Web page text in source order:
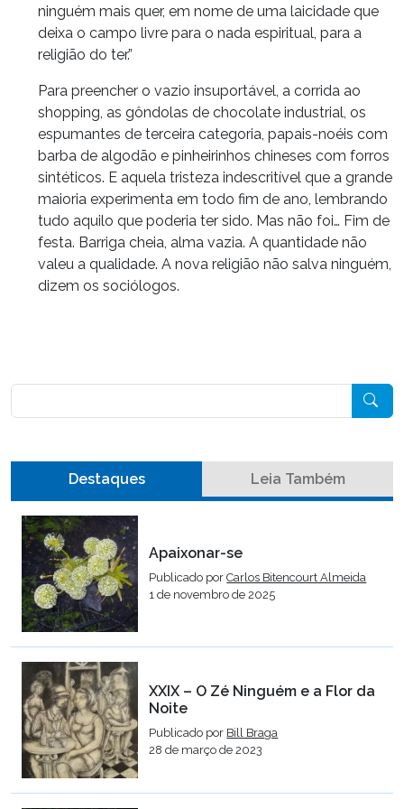
ninguém mais quer, em nome de uma laicidade que
deixa o campo livre para o nada espiritual, para a
religião do ter.”
Para preencher o vazio insuportável, a corrida ao
shopping, as gôndolas de chocolate industrial, os
espumantes de terceira categoria, papais-noéis com
barba de algodão e pinheirinhos chineses com forros
sintéticos. E aquela tristeza indescritível que a grande
maioria experimenta em todo fim de ano, lembrando
tudo aquilo que poderia ter sido. Mas não foi… Fim de
festa. Barriga cheia, alma vazia. A quantidade não
valeu a qualidade. A nova religião não salva ninguém,
dizem os sociólogos.
Destaques Leia Também
Apaixonar-se
Publicado porCarlos Bitencourt Almeida
1 de novembro de 2025
XXIX – O Zé Ninguém e a Flor da
Noite
Publicado por Bill Braga
28 de março de 2023